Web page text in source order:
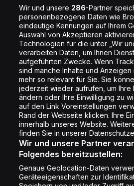
Folge uns
Jobs
Shop
Wir und unsere 286-Partner
personenbezogene Daten wie
eindeutige Kennungen auf Ihrem
Auswahl von Akzeptieren
Technologien für die unter „Wir
verarbeiten Daten, um Ihnen
aufgeführten Zwecke. Wenn
sind manche Inhalte und
mehr so relevant für Sie. Sie
jederzeit wieder aufrufen, um Ihre
ändern oder Ihre Einwilligung zu
auf den Link Voreinstellungen
Rand der Webseite klicken. Ihre
innerhalb unseres Website.
finden Sie in unserer
Wir und unsere Partner
Folgendes bereitzustellen:
Genaue Geolocation-Daten
Geräteeigenschaften zur